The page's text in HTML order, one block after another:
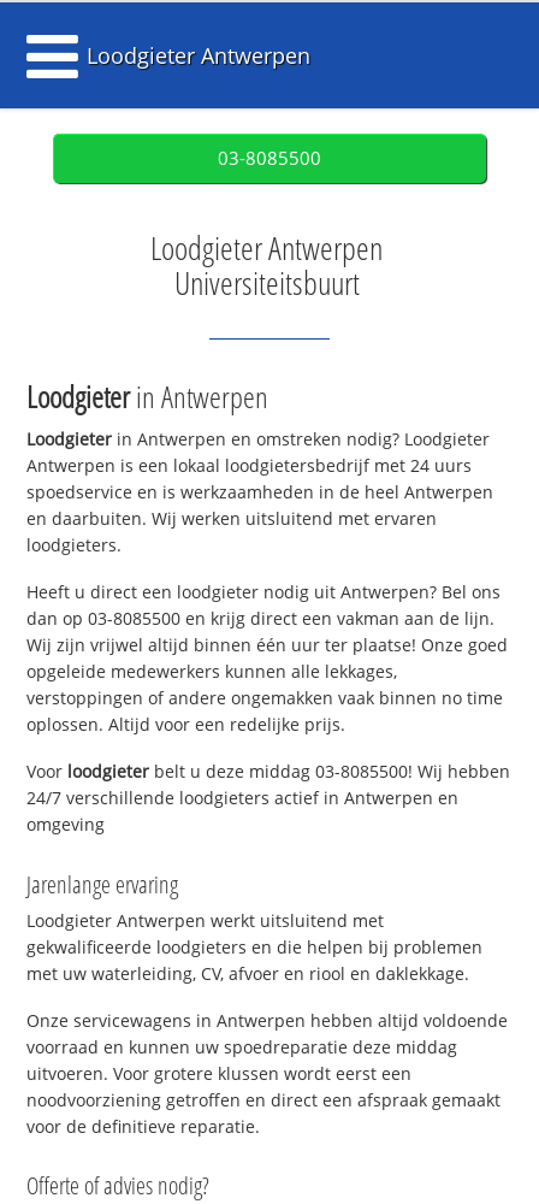
Loodgieter Antwerpen
03-8085500
Loodgieter Antwerpen
Universiteitsbuurt
Loodgieterin Antwerpen
Loodgieter in Antwerpen en omstreken nodig? Loodgieter
Antwerpen is een lokaal loodgietersbedrijf met 24 uurs
spoedservice en is werkzaamheden in de heel Antwerpen
en daarbuiten. Wij werken uitsluitend met ervaren
loodgieters.
Heeft u direct een loodgieter nodig uit Antwerpen? Bel ons
dan op 03-8085500 en krijg direct een vakman aan de lijn.
Wij zijn vrijwel altijd binnen één uur ter plaatse! Onze goed
opgeleide medewerkers kunnen alle lekkages,
verstoppingen of andere ongemakken vaak binnen no time
oplossen. Altijd voor een redelijke prijs.
Voor loodgieter belt u deze middag 03-8085500! Wij hebben
24/7 verschillende loodgieters actief in Antwerpen en
omgeving
Jarenlange ervaring
Loodgieter Antwerpen werkt uitsluitend met
gekwalificeerde loodgieters en die helpen bij problemen
met uw waterleiding, CV, afvoer en riool en daklekkage.
Onze servicewagens in Antwerpen hebben altijd voldoende
voorraad en kunnen uw spoedreparatie deze middag
uitvoeren. Voor grotere klussen wordt eerst een
noodvoorziening getroffen en direct een afspraak gemaakt
voor de definitieve reparatie.
Offerte of advies nodig?